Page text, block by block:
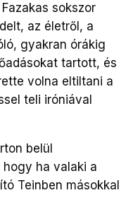
sokszor
az életről, a
gyakran órákig
tartott, és
volna eltiltani a
teli iróniával
belül
ha valaki a
Teinben másokkal